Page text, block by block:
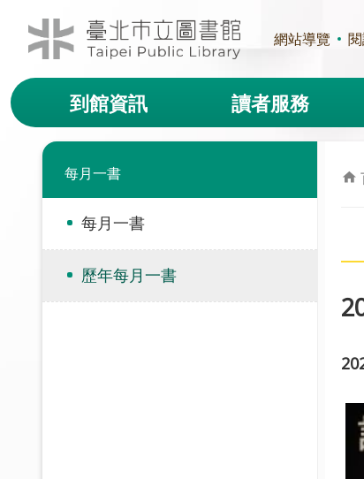
跳到主要內容區塊
網站導覽
到館資訊 讀者服務
每月一書
每月一書
歷年每月一書